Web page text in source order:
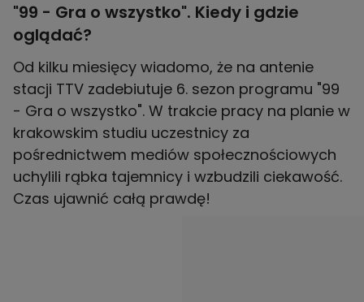
"99 - Gra o wszystko". Kiedy i gdzie
oglądać?
Od kilku miesięcy wiadomo, że na antenie
stacji TTV zadebiutuje 6. sezon programu "99
- Gra o wszystko". W trakcie pracy na planie w
krakowskim studiu uczestnicy za
pośrednictwem mediów społecznościowych
uchylili rąbka tajemnicy i wzbudzili ciekawość.
Czas ujawnić całą prawdę!